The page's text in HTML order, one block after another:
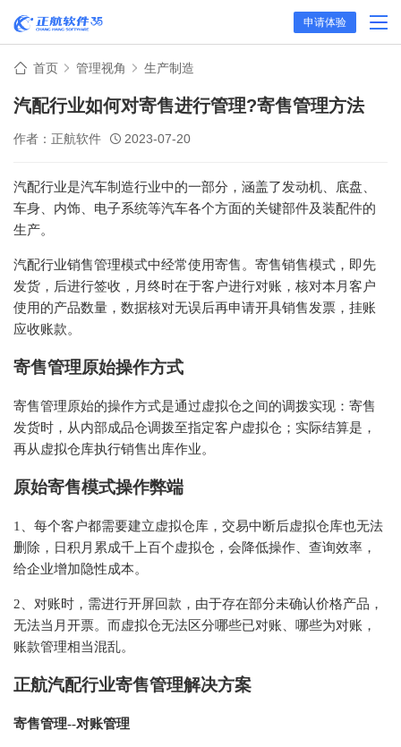
申请体验
首页 管理视角 生产制造
汽配行业如何对寄售进行管理?寄售管理方法
作者：正航软件 2023-07-20
汽配行业是汽车制造行业中的一部分，涵盖了发动机、底盘、
车身、内饰、电子系统等汽车各个方面的关键部件及装配件的
生产。
汽配行业销售管理模式中经常使用寄售。寄售销售模式，即先
发货，后进行签收，月终时在于客户进行对账，核对本月客户
使用的产品数量，数据核对无误后再申请开具销售发票，挂账
应收账款。
寄售管理原始操作方式
寄售管理原始的操作方式是通过虚拟仓之间的调拨实现：寄售
发货时，从内部成品仓调拨至指定客户虚拟仓；实际结算是，
再从虚拟仓库执行销售出库作业。
原始寄售模式操作弊端
1、每个客户都需要建立虚拟仓库，交易中断后虚拟仓库也无法
删除，日积月累成千上百个虚拟仓，会降低操作、查询效率，
给企业增加隐性成本。
2、对账时，需进行开屏回款，由于存在部分未确认价格产品，
无法当月开票。而虚拟仓无法区分哪些已对账、哪些为对账，
账款管理相当混乱。
正航汽配行业寄售管理解决方案
寄售管理--对账管理